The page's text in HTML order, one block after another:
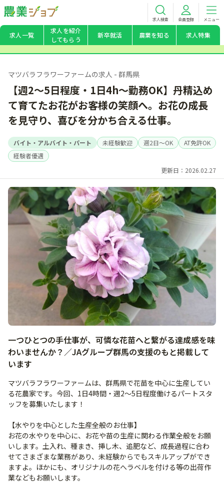
求人検索 会員登録 メニュー
求人一覧
求人を紹介
してもらう
新卒就活 農業を知る 求人特集
マツバラフラワーファームの求人 - 群馬県
【週2～5日程度・1日4h～勤務OK】丹精込め
て育てたお花がお客様の笑顔へ。お花の成長
を見守り、喜びを分かち合える仕事。
バイト・アルバイト・パート 未経験歓迎 週2日～OK
AT免許OK
経験者優遇
更新日：2026.02.27
一つひとつの手仕事が、可憐な花苗へと繋がる達成感を味
わいませんか？／JAグループ群馬の支援のもと掲載して
います
マツバラフラワーファームは、群馬県で花苗を中心に生産してい
る花農家です。今回、1日4時間・週2～5日程度働けるパートスタ
ッフを募集いたします！
【水やりを中心とした生産全般のお仕事】
お花の水やりを中心に、お花や苗の生産に関わる作業全般をお願
いします。土入れ、種まき、挿し木、追肥など、成長過程に合わ
せてさまざまな業務があり、未経験からでもスキルアップができ
ますよ。ほかにも、オリジナルの花へラベルを付ける等の出荷作
業などもお願いします。